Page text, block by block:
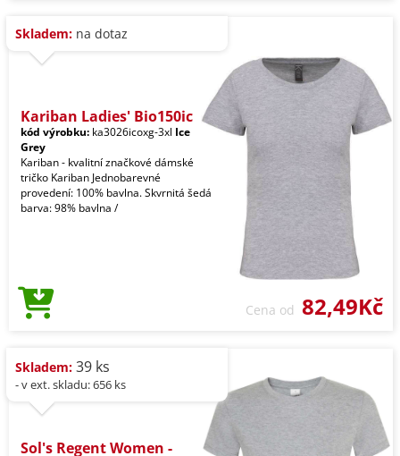
Skladem: na dotaz
Kariban Ladies' Bio150ic
kód výrobku: ka3026icoxg-3xl Ice
Grey
Kariban - kvalitní značkové dámské
tričko Kariban Jednobarevné
provedení: 100% bavlna. Skvrnitá šedá
barva: 98% bavlna /
Cena od 82,49Kč
Skladem: 39 ks
- v ext. skladu: 656 ks
Sol's Regent Women -